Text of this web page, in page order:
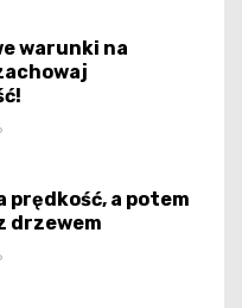
warunki na
prędkość, a potem
drzewem